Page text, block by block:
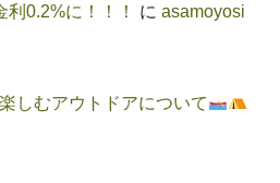
利0.2%に！！！ に asamoyosi
しむアウトドアについて